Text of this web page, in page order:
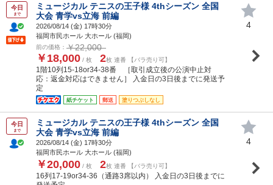
今日
まで
ミュージカル テニスの王子様 4thシーズン 全国
大会 青学vs立海 前編
2026/08/14 (金) 17時30分
福岡市民ホール 大ホール (福岡)
前の価格： ￥22,000
￥18,000 / 枚 2枚 連番 【バラ売り可】
1階10列15-18or34-38番 ［取引成立後の公演中止対
応：返金対応はできません］ 入金日の3日後までに発送予
定
紙チケット 郵送 塗りつぶしなし
4
今日
まで
ミュージカル テニスの王子様 4thシーズン 全国
大会 青学vs立海 前編
2026/08/14 (金) 17時30分
福岡市民ホール 大ホール (福岡)
￥20,000 / 枚 2枚 連番 【バラ売り可】
16列17-19or34-36（通路3席以内） 入金日の3日後までに
4